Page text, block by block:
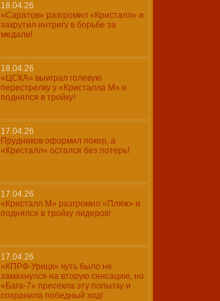
18.04.26
«Саратов» разгромил «Кристалл» и
закрутил интригу в борьбе за
медали!
18.04.26
«ЦСКА» выиграл голевую
перестрелку у «Кристалла М» и
поднялся в тройку!
17.04.26
Прудников оформил покер, а
«Кристалл» остался без потерь!
17.04.26
«Кристалл М» разгромил «Пляж» и
поднялся в тройку лидеров!
17.04.26
«КПРФ-Урицк» чуть было не
замахнулся на вторую сенсацию, но
«Бага-7» пресекла эту попытку и
сохранила победный ход!